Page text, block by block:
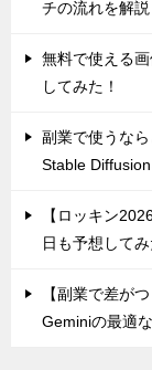
チの流れを解説
無料で使える
してみた！
副業で使うな
Stable
【ロッキン
日も予想して
【副業で差が
Geminiの最適